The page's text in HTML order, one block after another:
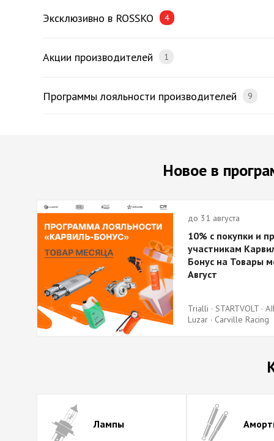
Эксклюзивно в ROSSKO 4
Акции производителей 1
Программы лояльности производителей 9
Новое в
до 31 августа
10% с покупки и
участникам
Бонус на Товары
Август
Trialli · STARTVOLT ·
Luzar · Carville Racing
Лампы